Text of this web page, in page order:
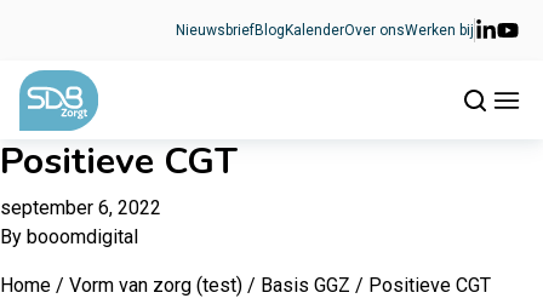
NieuwsbriefBlog KalenderOver onsWerken bij
Positieve CGT
september 6, 2022
By booomdigital
Home / Vorm van zorg (test) / Basis GGZ / Positieve CGT